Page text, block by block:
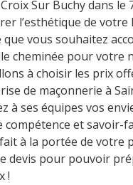
Sur Buchy dans
l’esthétique de
vous souhaitez
cheminée pour votre
à choisir les prix
de maçonnerie à
à ses équipes vos
compétence et savoir-
à la portée de votre
devis pour pouvoir
!